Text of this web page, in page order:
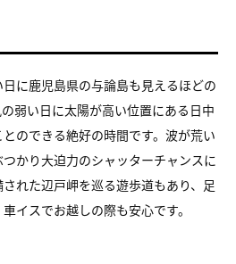
に鹿児島県の与論島も見えるほどの
弱い日に太陽が高い位置にある日中
のできる絶好の時間です。波が荒い
かり大迫力のシャッターチャンスに
れた辺戸岬を巡る遊歩道もあり、足
イスでお越しの際も安心です。